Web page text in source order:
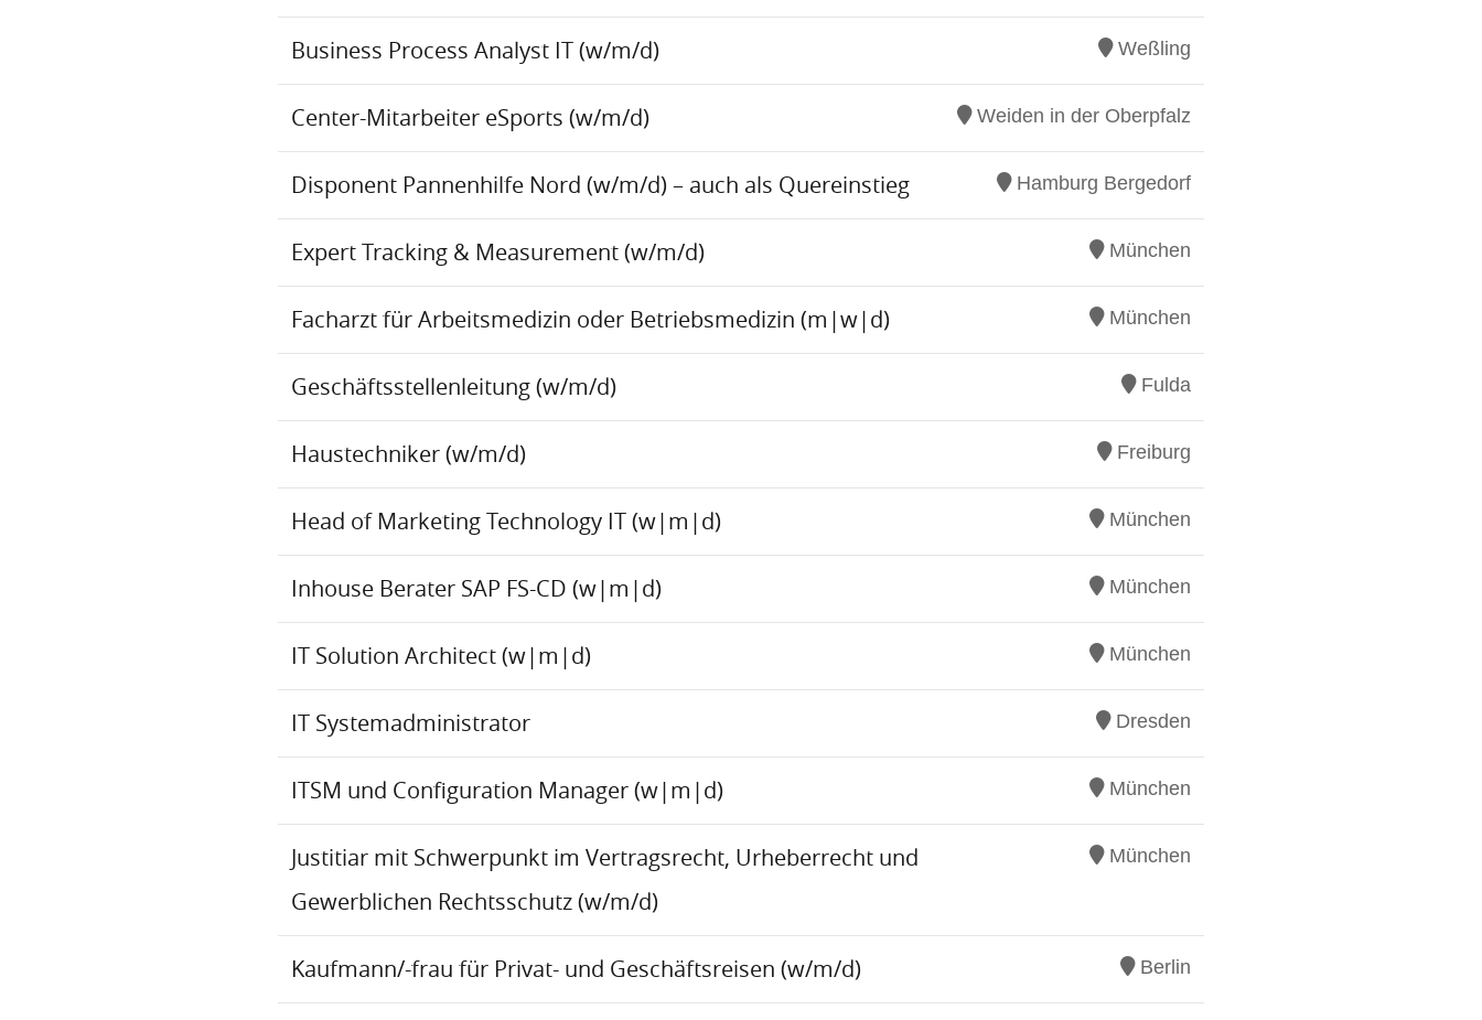
Business Process Analyst IT (w/m/d) Weßling
Center-Mitarbeiter eSports (w/m/d) Weiden in der Oberpfalz
Disponent Pannenhilfe Nord (w/m/d) – auch als Quereinstieg Hamburg Bergedorf
Expert Tracking & Measurement (w/m/d) München
Facharzt für Arbeitsmedizin oder Betriebsmedizin (m|w|d) München
Geschäftsstellenleitung (w/m/d) Fulda
Haustechniker (w/m/d) Freiburg
Head of Marketing Technology IT (w|m|d) München
Inhouse Berater SAP FS-CD (w|m|d) München
IT Solution Architect (w|m|d) München
IT Systemadministrator Dresden
ITSM und Configuration Manager (w|m|d) München
Justitiar mit Schwerpunkt im Vertragsrecht, Urheberrecht und
Gewerblichen Rechtsschutz (w/m/d)
München
Kaufmann/-frau für Privat- und Geschäftsreisen (w/m/d) Berlin